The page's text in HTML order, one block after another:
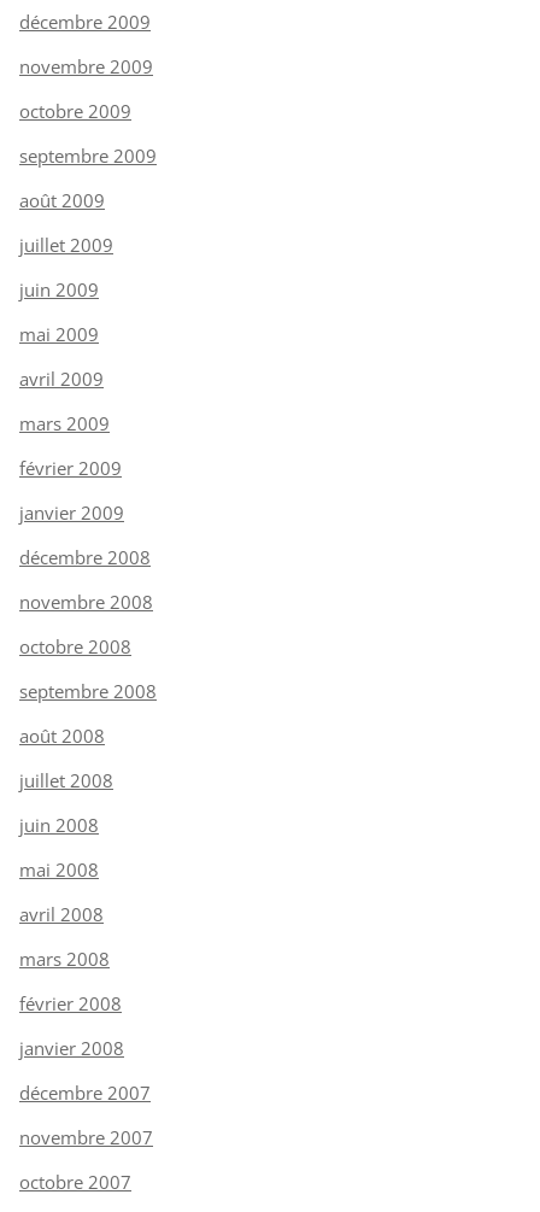
décembre 2009
novembre 2009
octobre 2009
septembre 2009
août 2009
juillet 2009
juin 2009
mai 2009
avril 2009
mars 2009
février 2009
janvier 2009
décembre 2008
novembre 2008
octobre 2008
septembre 2008
août 2008
juillet 2008
juin 2008
mai 2008
avril 2008
mars 2008
février 2008
janvier 2008
décembre 2007
novembre 2007
octobre 2007